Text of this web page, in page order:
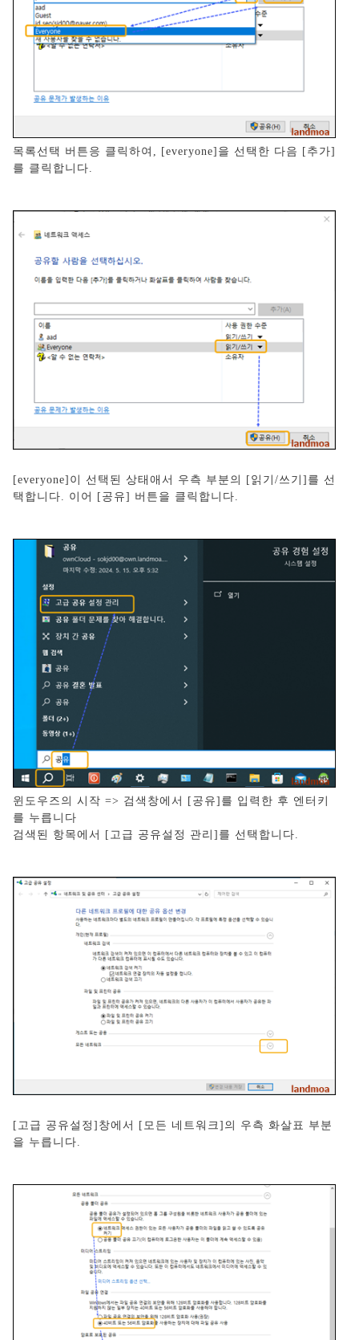
목록선택 버튼응 클릭하여, [everyone]을 선택한 다음 [추가]
를 클릭합니다.
[everyone]이 선택된 상태애서 우측 부분의 [읽기/쓰기]를 선
택합니다. 이어 [공유] 버튼을 클릭합니다.
윈도우즈의 시작 => 검색창에서 [공유]를 입력한 후 엔터키
를 누릅니다
검색된 항목에서 [고급 공유설정 관리]를 선택합니다.
[고급 공유설정]창에서 [모든 네트워크]의 우측 화살표 부분
을 누릅니다.